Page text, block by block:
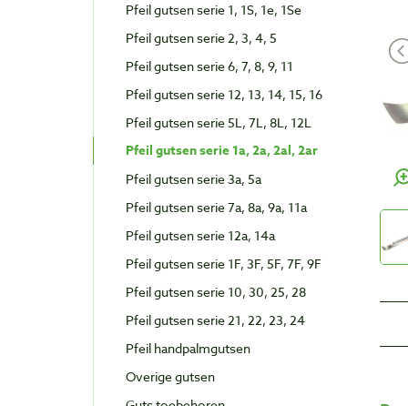
Pfeil gutsen serie 1, 1S, 1e, 1Se
Pfeil gutsen serie 2, 3, 4, 5
Pfeil gutsen serie 6, 7, 8, 9, 11
Pfeil gutsen serie 12, 13, 14, 15, 16
Pfeil gutsen serie 5L, 7L, 8L, 12L
Pfeil gutsen serie 1a, 2a, 2al, 2ar
Pfeil gutsen serie 3a, 5a
Pfeil gutsen serie 7a, 8a, 9a, 11a
Pfeil gutsen serie 12a, 14a
Pfeil gutsen serie 1F, 3F, 5F, 7F, 9F
Pfeil gutsen serie 10, 30, 25, 28
Pfeil gutsen serie 21, 22, 23, 24
Pfeil handpalmgutsen
Overige gutsen